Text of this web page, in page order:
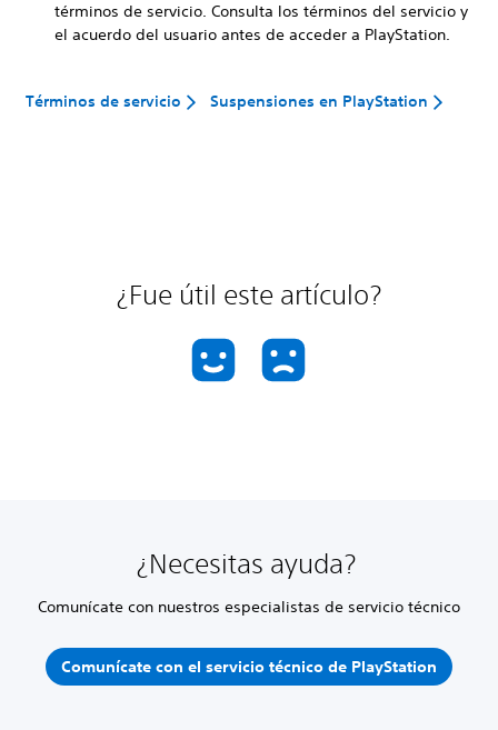
términos de servicio. Consulta los términos del servicio y
el acuerdo del usuario antes de acceder a PlayStation.
Términos de servicio Suspensiones en PlayStation
¿Fue útil este artículo?
¿Necesitas ayuda?
Comunícate con nuestros especialistas de servicio técnico
Comunícate con el servicio técnico de PlayStation